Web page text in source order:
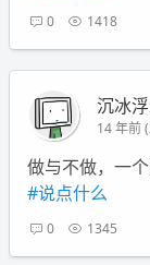
0 1418
沉冰
14 年前
做与不做，一
#说点什么
0 1345